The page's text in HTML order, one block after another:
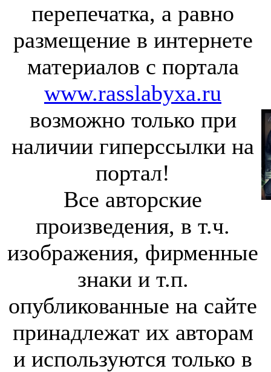
перепечатка, а равно
размещение в интернете
материалов с портала
www.rasslabyxa.ru
возможно только при
наличии гиперссылки на
портал!
Все авторские
произведения, в т.ч.
изображения, фирменные
знаки и т.п.
опубликованные на сайте
принадлежат их авторам
и используются только в